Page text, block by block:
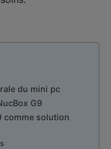
du mini pc
G9
comme solution